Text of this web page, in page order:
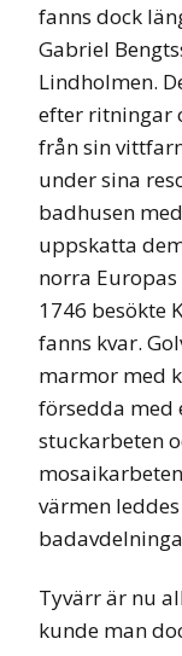
fanns dock
Gabriel
Lindholmen.
efter ritningar
från sin
under sina
badhusen
uppskatta
norra
1746 besökte
fanns kvar.
marmor med
försedda med
stuckarbeten
värmen
Tyvärr är nu
kunde man